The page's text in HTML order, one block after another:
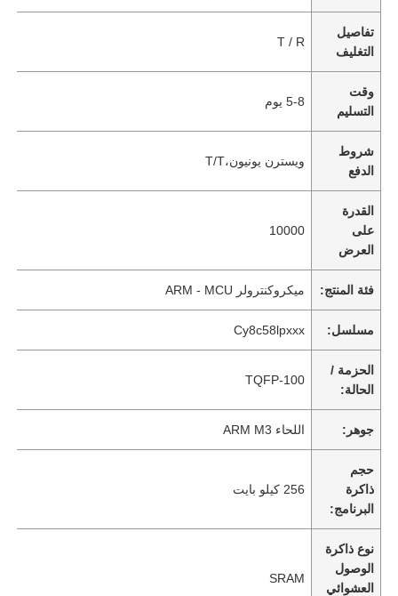
تفاصيل
التغليف
T / R
وقت
التسليم
5-8 يوم
شروط
الدفع
ويسترن يونيون،T/T
القدرة
على
العرض
10000
فئة المنتج: ميكروكنترولر ARM - MCU
مسلسل: Cy8c58lpxxx
الحزمة /
الحالة:
TQFP-100
جوهر: اللحاء ARM M3
حجم
ذاكرة
البرنامج:
256 كيلو بايت
نوع ذاكرة
الوصول
العشوائي
SRAM